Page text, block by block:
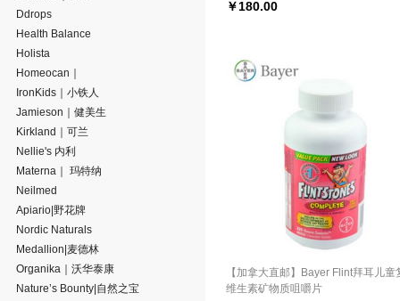
￥180.00
【加拿大直邮】Bayer Flint拜耳儿童
维生素矿物质咀嚼片
Ddrops
Health Balance
Holista
Homeocan｜
IronKids｜小铁人
Jamieson｜健美生
Kirkland｜可兰
Nellie's 内利
Materna｜ 玛特纳
Neilmed
Apiario|野花牌
Nordic Naturals
Medallion|麦德林
Organika｜沃华泰康
Nature’s Bounty|自然之宝